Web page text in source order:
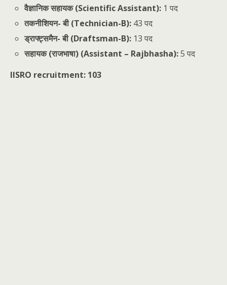
वैज्ञानिक सहायक (Scientific Assistant): 1 पद
तकनीशियन- बी (Technician-B): 43 पद
ड्राफ्ट्समैन- बी (Draftsman-B): 13 पद
सहायक (राजभाषा) (Assistant – Rajbhasha):5 पद
IISRO recruitment: 103